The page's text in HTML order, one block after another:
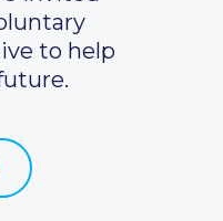
to help